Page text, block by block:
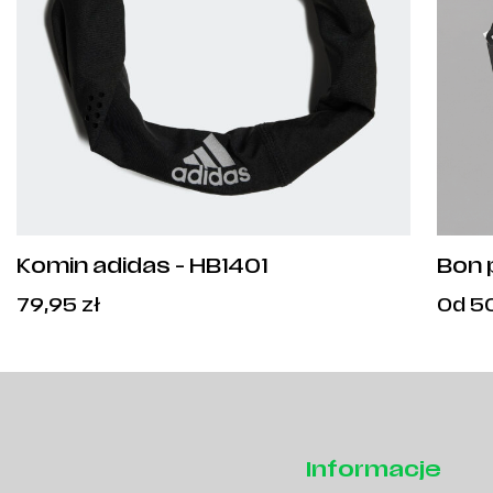
Komin adidas - HB1401
79,95 zł
Bon
Od
Informacje